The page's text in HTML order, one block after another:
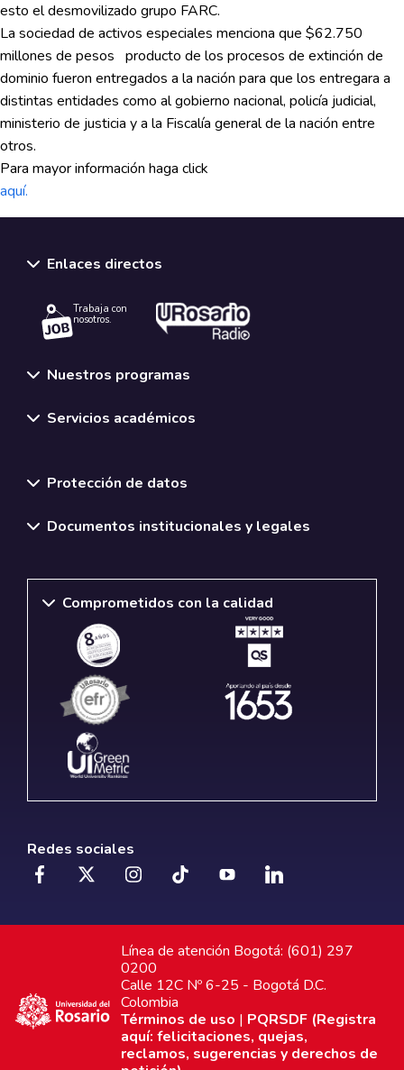
esto el desmovilizado grupo FARC.
La sociedad de activos especiales menciona que $62.750
millones de pesos producto de los procesos de extinción de
dominio fueron entregados a la nación para que los entregara a
distintas entidades como al gobierno nacional, policía judicial,
ministerio de justicia y a la Fiscalía general de la nación entre
otros.
Para mayor información haga click
aquí.
Enlaces directos
Trabaja con
nosotros.
Nuestros programas
Servicios académicos
Protección de datos
Documentos institucionales y legales
Comprometidos con la calidad
Redes sociales
Línea de atención Bogotá: (601) 297
0200
Calle 12C Nº 6-25 - Bogotá D.C.
Colombia
Términos de uso | PQRSDF (Registra
aquí: felicitaciones, quejas,
reclamos, sugerencias y derechos de